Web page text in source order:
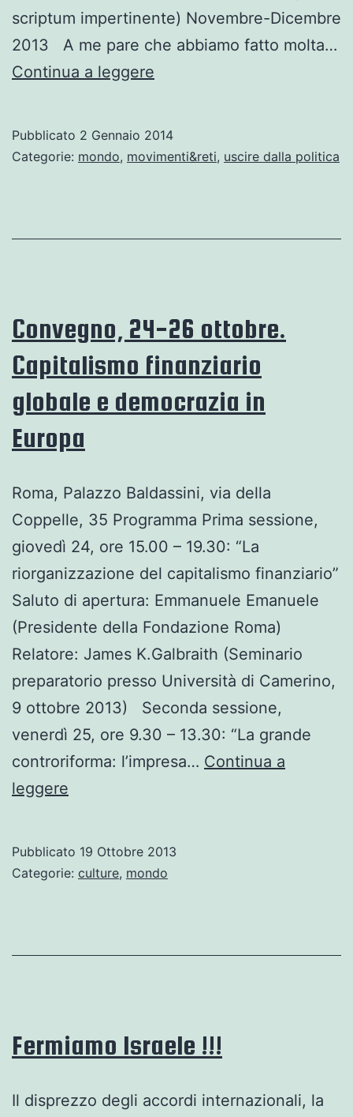
scriptum impertinente) Novembre-Dicembre
2013 A me pare che abbiamo fatto molta…
Continua a leggere
tacciono
Pubblicato 2 Gennaio 2014
Categorie: mondo, movimenti&reti, uscire dalla politica
Convegno, 24-26 ottobre.
Capitalismo finanziario
globale e democrazia in
Europa
Roma, Palazzo Baldassini, via della
Coppelle, 35 Programma Prima sessione,
giovedì 24, ore 15.00 – 19.30: “La
riorganizzazione del capitalismo finanziario”
Saluto di apertura: Emmanuele Emanuele
(Presidente della Fondazione Roma)
Relatore: James K.Galbraith (Seminario
preparatorio presso Università di Camerino,
9 ottobre 2013) Seconda sessione,
venerdì 25, ore 9.30 – 13.30: “La grande
controriforma: l’impresa… Continua a
leggere
ottobre.
Europa
Pubblicato 19 Ottobre 2013
Categorie: culture, mondo
Fermiamo Israele !!!
Il disprezzo degli accordi internazionali, la